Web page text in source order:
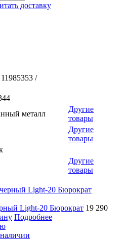
доставку
/
металл
Другие
товары
Другие
товары
Другие
товары
Light-20 Бюрократ 19 290
Подробнее